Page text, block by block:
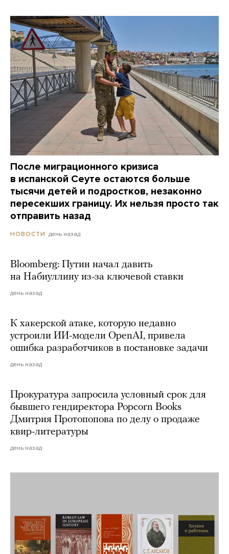
После миграционного кризиса
в испанской Сеуте остаются больше
тысячи детей и подростков, незаконно
пересекших границу. Их нельзя просто так
отправить назад
НОВОСТИ день назад
Bloomberg: Путин начал давить
на Набиуллину из-за ключевой ставки
день назад
К хакерской атаке, которую недавно
устроили ИИ-модели OpenAI, привела
ошибка разработчиков в постановке задачи
день назад
Прокуратура запросила условный срок для
бывшего гендиректора Popcorn Books
Дмитрия Протопопова по делу о продаже
квир-литературы
день назад